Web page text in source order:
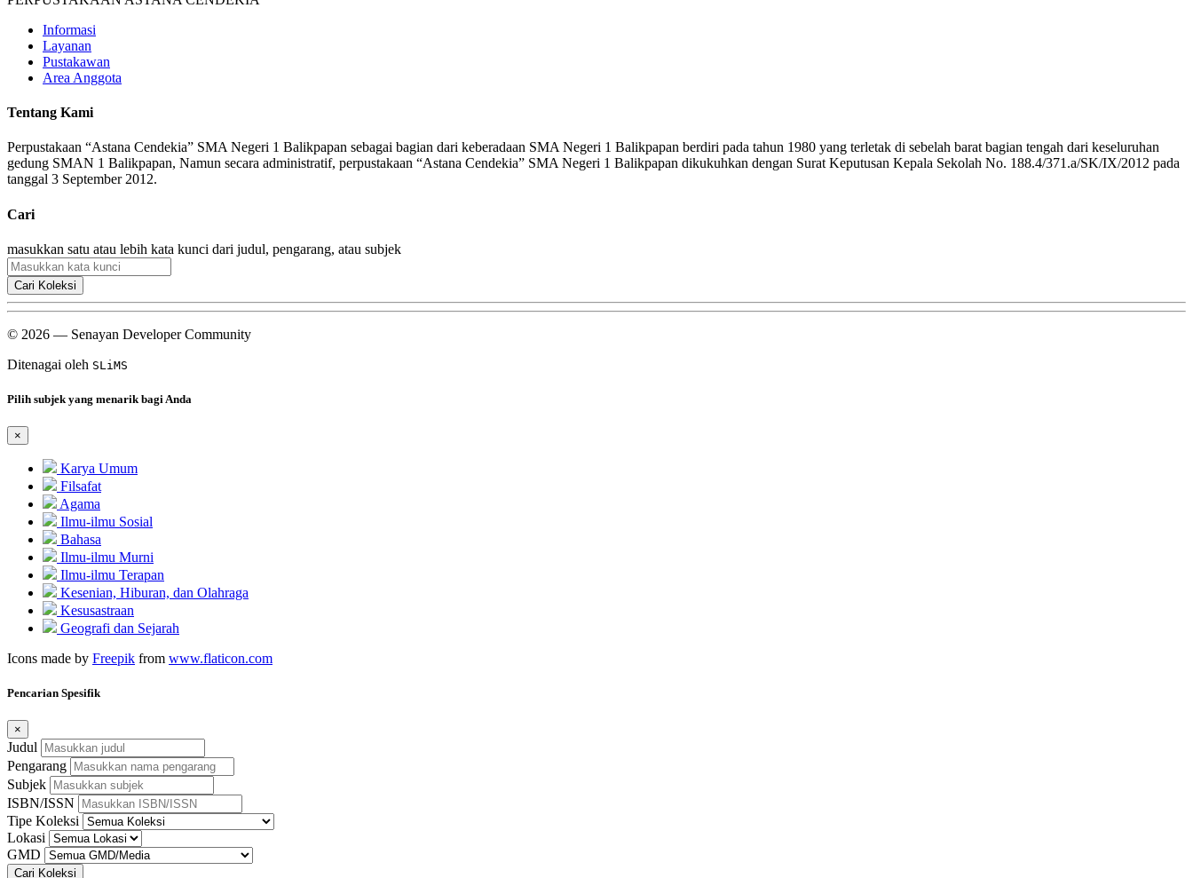
Informasi
Layanan
Pustakawan
Area Anggota
Tentang Kami
Perpustakaan “Astana Cendekia” SMA Negeri 1 Balikpapan sebagai bagian dari keberadaan SMA Negeri 1 Balikpapan berdiri pada tahun 1980 yang terletak di sebelah barat bagian tengah dari keseluruhan
gedung SMAN 1 Balikpapan, Namun secara administratif, perpustakaan “Astana Cendekia” SMA Negeri 1 Balikpapan dikukuhkan dengan Surat Keputusan Kepala Sekolah No. 188.4/371.a/SK/IX/2012 pada
tanggal 3 September 2012.
Cari
masukkan satu atau lebih kata kunci dari judul, pengarang, atau subjek
Cari Koleksi
© 2026 — Senayan Developer Community
Ditenagai oleh SLiMS
Pilih subjek yang menarik bagi Anda
×
Karya Umum
Filsafat
Agama
Ilmu-ilmu Sosial
Bahasa
Ilmu-ilmu Murni
Ilmu-ilmu Terapan
Kesenian, Hiburan, dan Olahraga
Kesusastraan
Geografi dan Sejarah
Icons made by Freepik from www.flaticon.com
Pencarian Spesifik
×
Judul
Pengarang
Subjek
ISBN/ISSN
Tipe Koleksi
Lokasi
GMD
Cari Koleksi